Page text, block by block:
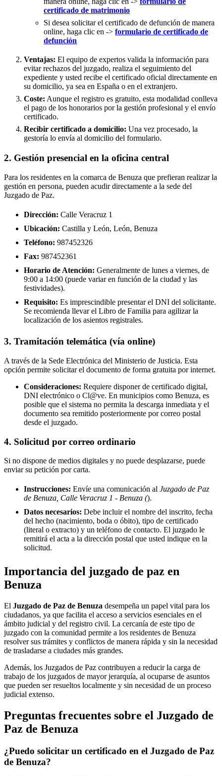
certificado de matrimonio
Si desea solicitar el certificado de defunción de manera
online, haga clic en -> formulario de certificado de
defunción
Ventajas: El equipo de expertos valida la información para
evitar rechazos del juzgado, realiza el seguimiento del
expediente y usted recibe el certificado oficial directamente en
su domicilio, ya sea en España o en el extranjero.
Coste: Aunque el registro es gratuito, esta modalidad conlleva
el pago de los honorarios por la gestión profesional y el envío
certificado.
Recibir certificado a domicilio: Una vez procesado, la
gestoría lo envía al domicilio del formulario.
2. Gestión presencial en la oficina central
Para los residentes en la comarca de Benuza que prefieran realizar la
gestión en persona, pueden acudir directamente a la sede del
Juzgado de Paz.
Dirección: Calle Veracruz 1
Ubicación: Castilla y León, León, Benuza
Teléfono: 987452326
Fax: 987452361
Horario de Atención: Generalmente de lunes a viernes, de
9:00 a 14:00 (puede variar en función de la ciudad y las
festividades).
Requisito: Es imprescindible presentar el DNI del solicitante.
Se recomienda llevar el Libro de Familia para agilizar la
localización de los asientos registrales.
3. Tramitación telemática (vía online)
A través de la Sede Electrónica del Ministerio de Justicia. Esta
opción permite solicitar el documento de forma gratuita por internet.
Consideraciones: Requiere disponer de certificado digital,
DNI electrónico o Cl@ve. En municipios como Benuza, es
posible que el sistema no permita la descarga inmediata y el
documento sea remitido posteriormente por correo postal
desde el juzgado.
4. Solicitud por correo ordinario
Si no dispone de medios digitales y no puede desplazarse, puede
enviar su petición por carta.
Instrucciones: Envíe una comunicación al Juzgado de Paz
de Benuza, Calle Veracruz 1 - Benuza ().
Datos necesarios: Debe incluir el nombre del inscrito, fecha
del hecho (nacimiento, boda o óbito), tipo de certificado
(literal o extracto) y un teléfono de contacto. El juzgado le
remitirá el acta a la dirección postal que usted indique en la
solicitud.
Importancia del juzgado de paz en
Benuza
El Juzgado de Paz de Benuza desempeña un papel vital para los
ciudadanos, ya que facilita el acceso a servicios esenciales en el
ámbito judicial y del registro civil. La cercanía de este tipo de
juzgado con la comunidad permite a los residentes de Benuza
resolver sus trámites y conflictos de manera rápida y sin la necesidad
de trasladarse a ciudades más grandes.
Además, los Juzgados de Paz contribuyen a reducir la carga de
trabajo de los juzgados de mayor jerarquía, al ocuparse de asuntos
que pueden ser resueltos localmente y sin necesidad de un proceso
judicial extenso.
Preguntas frecuentes sobre el Juzgado de
Paz de Benuza
¿Puedo solicitar un certificado en el Juzgado de Paz
de Benuza?